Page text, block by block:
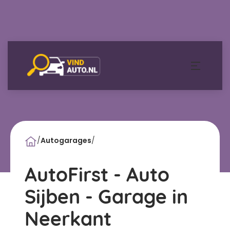
/Autogarages/
AutoFirst - Auto
Sijben - Garage in
Neerkant